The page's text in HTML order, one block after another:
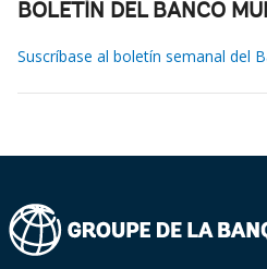
BOLETÍN DEL BANCO
Suscríbase al boletín semanal del